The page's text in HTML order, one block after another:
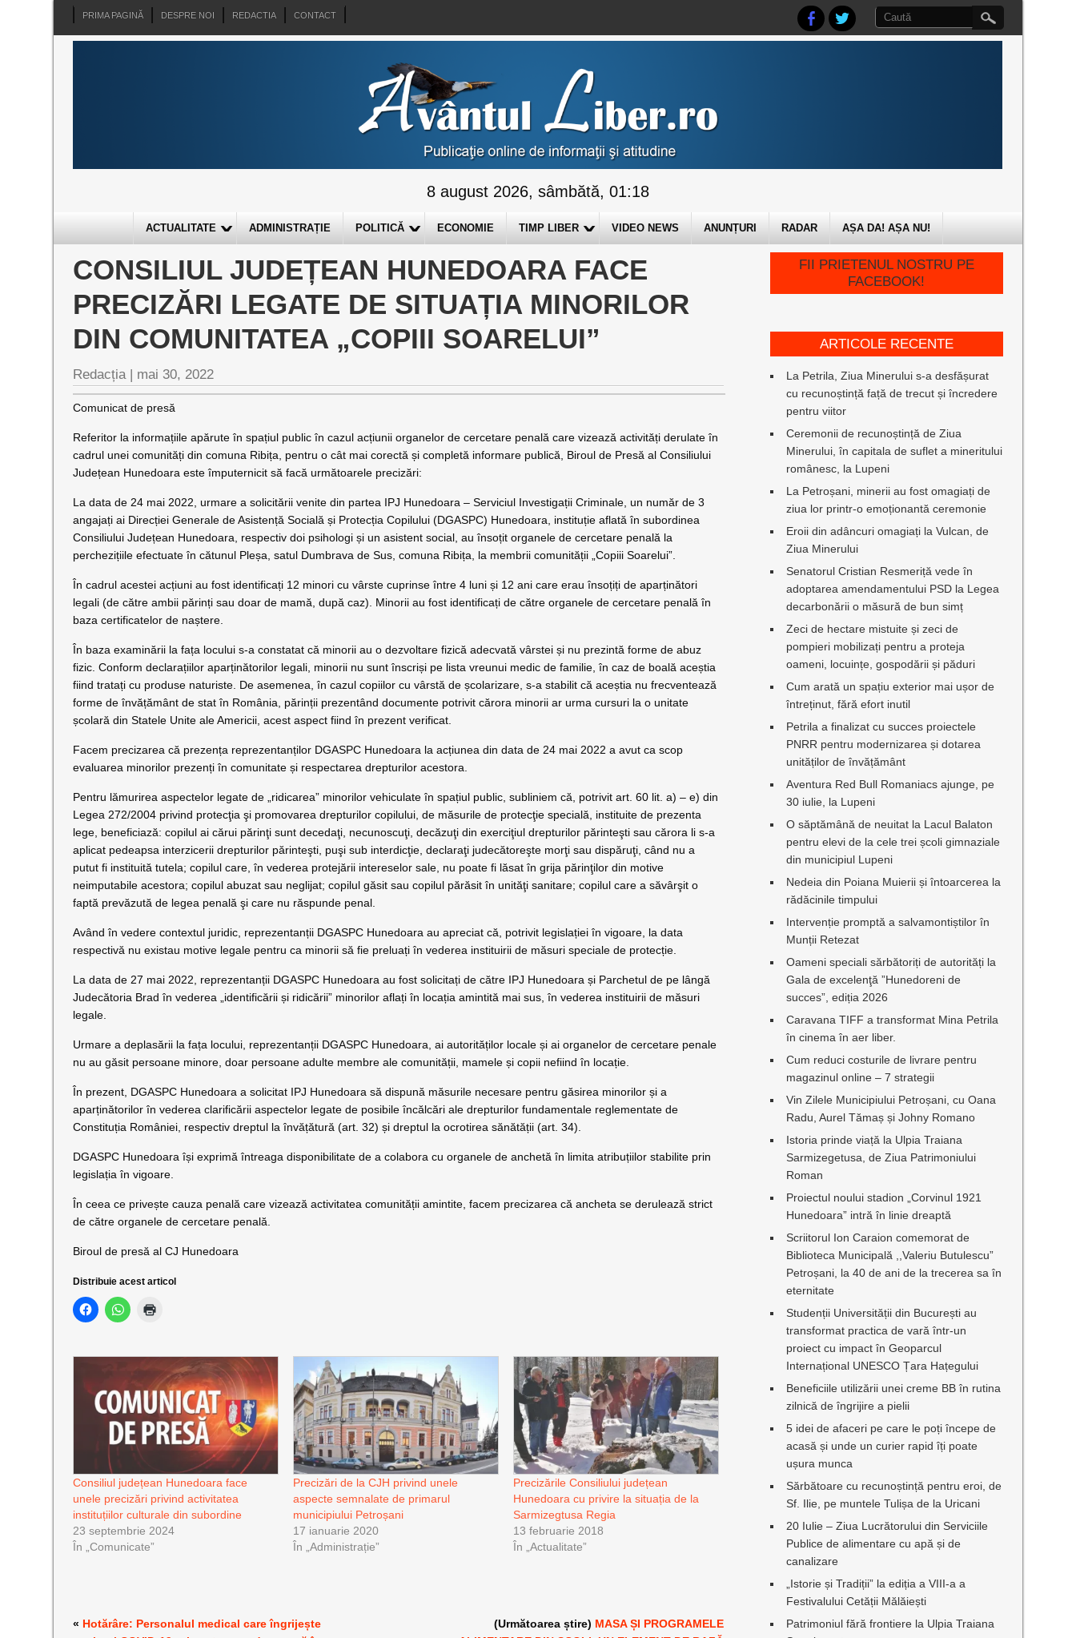
PRIMA PAGINĂ DESPRE NOI REDACTIA CONTACT
8 august 2026, sâmbătă, 01:18
ACTUALITATE ADMINISTRAȚIE POLITICĂ ECONOMIE TIMP LIBER VIDEO NEWS ANUNȚURI RADAR AȘA DA! AȘA NU!
CONSILIUL JUDEȚEAN HUNEDOARA FACE
PRECIZĂRI LEGATE DE SITUAȚIA MINORILOR
DIN COMUNITATEA „COPIII SOARELUI”
Redacția | mai 30, 2022
Comunicat de presă
Referitor la informațiile apărute în spațiul public în cazul acțiunii organelor de cercetare penală care vizează activități derulate în
cadrul unei comunități din comuna Ribița, pentru o cât mai corectă și completă informare publică, Biroul de Presă al Consiliului
Județean Hunedoara este împuternicit să facă următoarele precizări:
La data de 24 mai 2022, urmare a solicitării venite din partea IPJ Hunedoara – Serviciul Investigații Criminale, un număr de 3
angajați ai Direcției Generale de Asistență Socială și Protecția Copilului (DGASPC) Hunedoara, instituție aflată în subordinea
Consiliului Județean Hunedoara, respectiv doi psihologi și un asistent social, au însoțit organele de cercetare penală la
perchezițiile efectuate în cătunul Pleșa, satul Dumbrava de Sus, comuna Ribița, la membrii comunității „Copiii Soarelui”.
În cadrul acestei acțiuni au fost identificați 12 minori cu vârste cuprinse între 4 luni și 12 ani care erau însoțiți de aparținători
legali (de către ambii părinți sau doar de mamă, după caz). Minorii au fost identificați de către organele de cercetare penală în
baza certificatelor de naștere.
În baza examinării la fața locului s-a constatat că minorii au o dezvoltare fizică adecvată vârstei și nu prezintă forme de abuz
fizic. Conform declarațiilor aparținătorilor legali, minorii nu sunt înscriși pe lista vreunui medic de familie, în caz de boală aceștia
fiind tratați cu produse naturiste. De asemenea, în cazul copiilor cu vârstă de școlarizare, s-a stabilit că aceștia nu frecventează
forme de învățământ de stat în România, părinții prezentând documente potrivit cărora minorii ar urma cursuri la o unitate
școlară din Statele Unite ale Americii, acest aspect fiind în prezent verificat.
Facem precizarea că prezența reprezentanților DGASPC Hunedoara la acțiunea din data de 24 mai 2022 a avut ca scop
evaluarea minorilor prezenți în comunitate și respectarea drepturilor acestora.
Pentru lămurirea aspectelor legate de „ridicarea” minorilor vehiculate în spațiul public, subliniem că, potrivit art. 60 lit. a) – e) din
Legea 272/2004 privind protecţia şi promovarea drepturilor copilului, de măsurile de protecţie specială, instituite de prezenta
lege, beneficiază: copilul ai cărui părinţi sunt decedaţi, necunoscuţi, decăzuţi din exerciţiul drepturilor părinteşti sau cărora li s-a
aplicat pedeapsa interzicerii drepturilor părinteşti, puşi sub interdicţie, declaraţi judecătoreşte morţi sau dispăruţi, când nu a
putut fi instituită tutela; copilul care, în vederea protejării intereselor sale, nu poate fi lăsat în grija părinţilor din motive
neimputabile acestora; copilul abuzat sau neglijat; copilul găsit sau copilul părăsit în unităţi sanitare; copilul care a săvârşit o
faptă prevăzută de legea penală şi care nu răspunde penal.
Având în vedere contextul juridic, reprezentanții DGASPC Hunedoara au apreciat că, potrivit legislației în vigoare, la data
respectivă nu existau motive legale pentru ca minorii să fie preluați în vederea instituirii de măsuri speciale de protecție.
La data de 27 mai 2022, reprezentanții DGASPC Hunedoara au fost solicitați de către IPJ Hunedoara și Parchetul de pe lângă
Judecătoria Brad în vederea „identificării și ridicării” minorilor aflați în locația amintită mai sus, în vederea instituirii de măsuri
legale.
Urmare a deplasării la fața locului, reprezentanții DGASPC Hunedoara, ai autorităților locale și ai organelor de cercetare penale
nu au găsit persoane minore, doar persoane adulte membre ale comunității, mamele și copii nefiind în locație.
În prezent, DGASPC Hunedoara a solicitat IPJ Hunedoara să dispună măsurile necesare pentru găsirea minorilor și a
aparținătorilor în vederea clarificării aspectelor legate de posibile încălcări ale drepturilor fundamentale reglementate de
Constituția României, respectiv dreptul la învățătură (art. 32) și dreptul la ocrotirea sănătății (art. 34).
DGASPC Hunedoara își exprimă întreaga disponibilitate de a colabora cu organele de anchetă în limita atribuțiilor stabilite prin
legislația în vigoare.
În ceea ce privește cauza penală care vizează activitatea comunității amintite, facem precizarea că ancheta se derulează strict
de către organele de cercetare penală.
Biroul de presă al CJ Hunedoara
Distribuie acest articol
Consiliul județean Hunedoara face
unele precizări privind activitatea
instituțiilor culturale din subordine
23 septembrie 2024
În „Comunicate”
Precizări de la CJH privind unele
aspecte semnalate de primarul
municipiului Petroșani
17 ianuarie 2020
În „Administrație”
Precizările Consiliului județean
Hunedoara cu privire la situația de la
Sarmizegtusa Regia
13 februarie 2018
În „Actualitate”
« Hotărâre: Personalul medical care îngrijește
(Următoarea știre) MASA ȘI PROGRAMELE
FII PRIETENUL NOSTRU PE
FACEBOOK!
ARTICOLE RECENTE
La Petrila, Ziua Minerului s-a desfășurat
cu recunoștință față de trecut și încredere
pentru viitor
Ceremonii de recunoștință de Ziua
Minerului, în capitala de suflet a mineritului
românesc, la Lupeni
La Petroșani, minerii au fost omagiați de
ziua lor printr-o emoționantă ceremonie
Eroii din adâncuri omagiați la Vulcan, de
Ziua Minerului
Senatorul Cristian Resmeriță vede în
adoptarea amendamentului PSD la Legea
decarbonării o măsură de bun simț
Zeci de hectare mistuite și zeci de
pompieri mobilizați pentru a proteja
oameni, locuințe, gospodării și păduri
Cum arată un spațiu exterior mai ușor de
întreținut, fără efort inutil
Petrila a finalizat cu succes proiectele
PNRR pentru modernizarea și dotarea
unităților de învățământ
Aventura Red Bull Romaniacs ajunge, pe
30 iulie, la Lupeni
O săptămână de neuitat la Lacul Balaton
pentru elevi de la cele trei școli gimnaziale
din municipiul Lupeni
Nedeia din Poiana Muierii și întoarcerea la
rădăcinile timpului
Intervenție promptă a salvamontiștilor în
Munții Retezat
Oameni speciali sărbătoriți de autorități la
Gala de excelenţă ”Hunedoreni de
succes”, ediția 2026
Caravana TIFF a transformat Mina Petrila
în cinema în aer liber.
Cum reduci costurile de livrare pentru
magazinul online – 7 strategii
Vin Zilele Municipiului Petroșani, cu Oana
Radu, Aurel Tămaș și Johny Romano
Istoria prinde viață la Ulpia Traiana
Sarmizegetusa, de Ziua Patrimoniului
Roman
Proiectul noului stadion „Corvinul 1921
Hunedoara” intră în linie dreaptă
Scriitorul Ion Caraion comemorat de
Biblioteca Municipală ,,Valeriu Butulescu”
Petroșani, la 40 de ani de la trecerea sa în
eternitate
Studenții Universității din București au
transformat practica de vară într-un
proiect cu impact în Geoparcul
Internațional UNESCO Țara Hațegului
Beneficiile utilizării unei creme BB în rutina
zilnică de îngrijire a pielii
5 idei de afaceri pe care le poți începe de
acasă și unde un curier rapid îți poate
ușura munca
Sărbătoare cu recunoștință pentru eroi, de
Sf. Ilie, pe muntele Tulișa de la Uricani
20 Iulie – Ziua Lucrătorului din Serviciile
Publice de alimentare cu apă și de
canalizare
„Istorie și Tradiții” la ediția a VIII-a a
Festivalului Cetății Mălăiești
Patrimoniul fără frontiere la Ulpia Traiana